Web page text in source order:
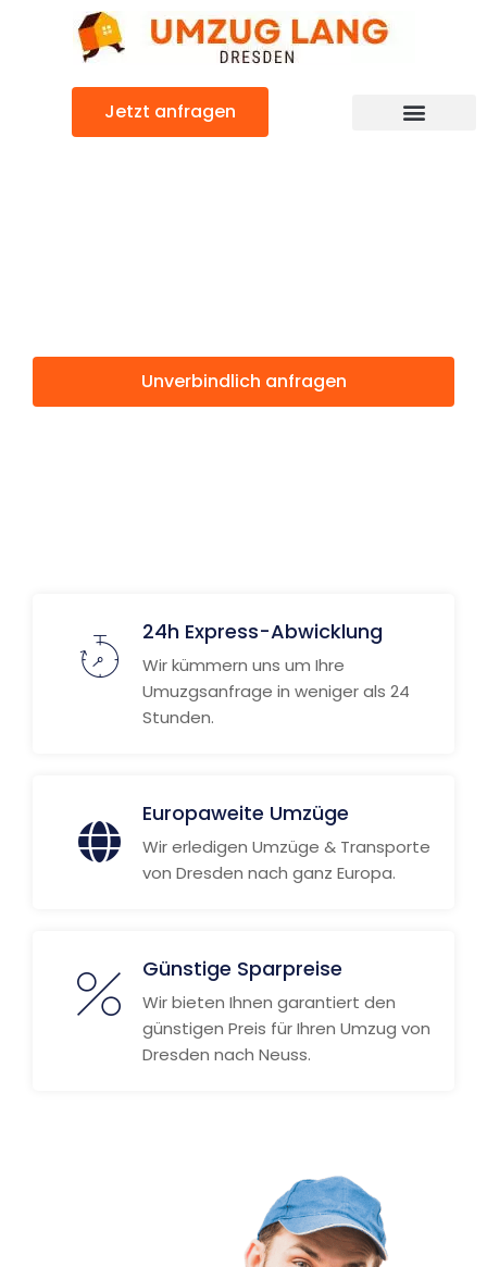
Jetzt anfragen
Unverbindlich anfragen
24h Express-Abwicklung
Wir kümmern uns um Ihre
Umuzgsanfrage in weniger als 24
Stunden.
Europaweite Umzüge
Wir erledigen Umzüge & Transporte
von Dresden nach ganz Europa.
Günstige Sparpreise
Wir bieten Ihnen garantiert den
günstigen Preis für Ihren Umzug von
Dresden nach Neuss.